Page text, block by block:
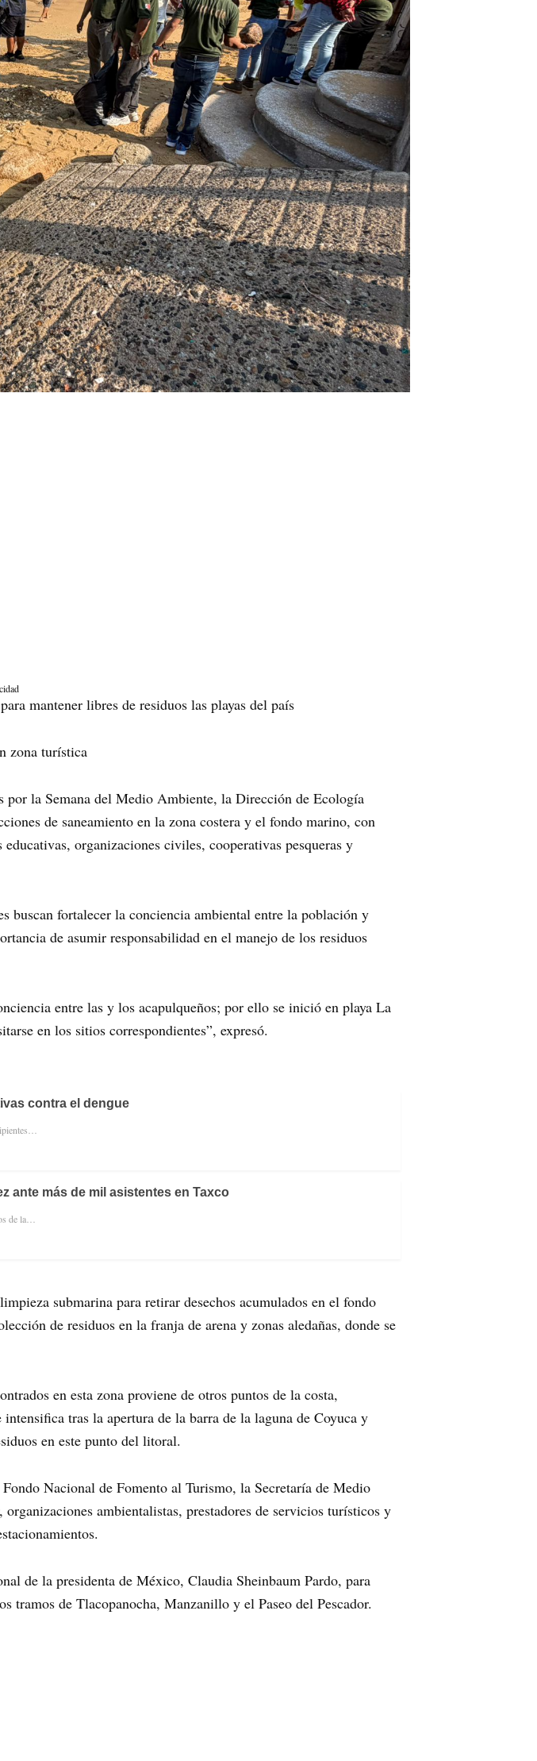
mantener libres de residuos las playas del país
zona turística
la Semana del Medio Ambiente, la Dirección de Ecología
de saneamiento en la zona costera y el fondo marino, con
organizaciones civiles, cooperativas pesqueras y
buscan fortalecer la conciencia ambiental entre la población y
de asumir responsabilidad en el manejo de los residuos
entre las y los acapulqueños; por ello se inició en playa La
en los sitios correspondientes”, expresó.
contra el dengue
ante más de mil asistentes en Taxco
de la…
submarina para retirar desechos acumulados en el fondo
de residuos en la franja de arena y zonas aledañas, donde se
en esta zona proviene de otros puntos de la costa,
tras la apertura de la barra de la laguna de Coyuca y
en este punto del litoral.
Nacional de Fomento al Turismo, la Secretaría de Medio
ambientalistas, prestadores de servicios turísticos y
de la presidenta de México, Claudia Sheinbaum Pardo, para
tramos de Tlacopanocha, Manzanillo y el Paseo del Pescador.